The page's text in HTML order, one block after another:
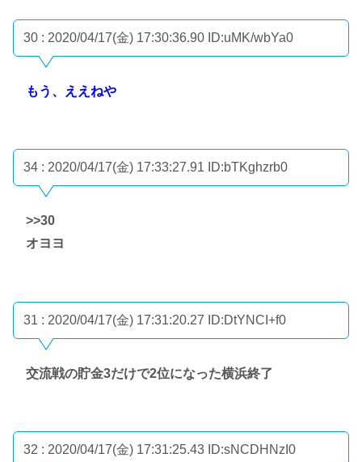
30 : 2020/04/17(金) 17:30:36.90 ID:uMK/wbYa0
もう、ええねや
34 : 2020/04/17(金) 17:33:27.91 ID:bTKghzrb0
>>30
オヨヨ
31 : 2020/04/17(金) 17:31:20.27 ID:DtYNCI+f0
交流戦の貯金3だけで2位になった横浜終了
32 : 2020/04/17(金) 17:31:25.43 ID:sNCDHNzI0